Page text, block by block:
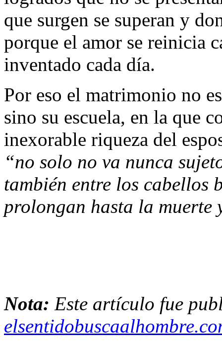
que surgen se superan y
porque el amor se reinicia
inventado cada día.
Por eso el matrimonio no
sino su escuela, en la que
inexorable riqueza del
“no solo no va nunca
también entre los cabellos
prolongan hasta la muerte
Nota: Este artículo fue